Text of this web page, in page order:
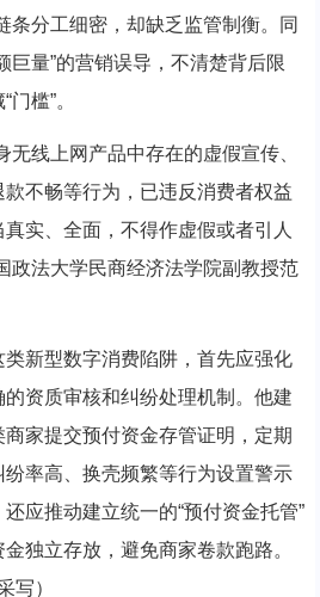
条分工细密，却缺乏监管制衡。同
巨量”的营销误导，不清楚背后限
槛”。
线上网产品中存在的虚假宣传、
不畅等行为，已违反消费者权益
实、全面，不得作虚假或者引人
政法大学民商经济法学院副教授范
新型数字消费陷阱，首先应强化
资质审核和纠纷处理机制。他建
家提交预付资金存管证明，定期
率高、换壳频繁等行为设置警示
应推动建立统一的“预付资金托管”
独立存放，避免商家卷款跑路。
写）